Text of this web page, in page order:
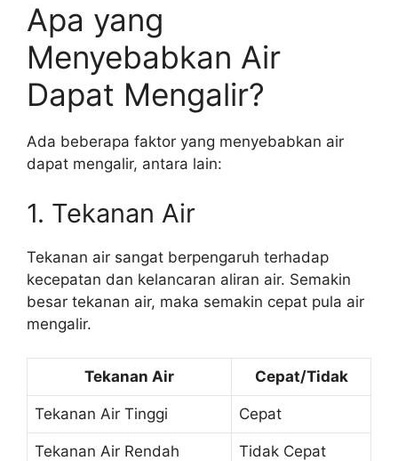
Apa yang
Menyebabkan Air
Dapat Mengalir?
Ada beberapa faktor yang menyebabkan air
dapat mengalir, antara lain:
1. Tekanan Air
Tekanan air sangat berpengaruh terhadap
kecepatan dan kelancaran aliran air. Semakin
besar tekanan air, maka semakin cepat pula air
mengalir.
Tekanan Air Cepat/Tidak
Tekanan Air Tinggi Cepat
Tekanan Air Rendah Tidak Cepat